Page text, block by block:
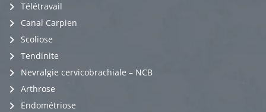
Télétravail
Canal Carpien
Scoliose
Tendinite
Nevralgie cervicobrachiale – NCB
Arthrose
Endométriose